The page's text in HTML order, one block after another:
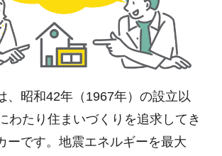
、昭和42年（1967年）の設立以
わたり住まいづくりを追求してき
ーです。地震エネルギーを最大